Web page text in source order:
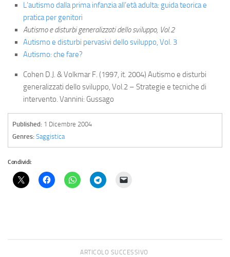
L’autismo dalla prima infanzia all’età adulta: guida teorica e
pratica per genitori
Autismo e disturbi generalizzati dello sviluppo, Vol.2
Autismo e disturbi pervasivi dello sviluppo, Vol. 3
Autismo: che fare?
Cohen D.J. & Volkmar F. (1997, it. 2004) Autismo e disturbi
generalizzati dello sviluppo, Vol.2 – Strategie e tecniche di
intervento. Vannini: Gussago
Published: 1 Dicembre 2004
Genres: Saggistica
Condividi:
ARTICOLO SUCCESSIVO